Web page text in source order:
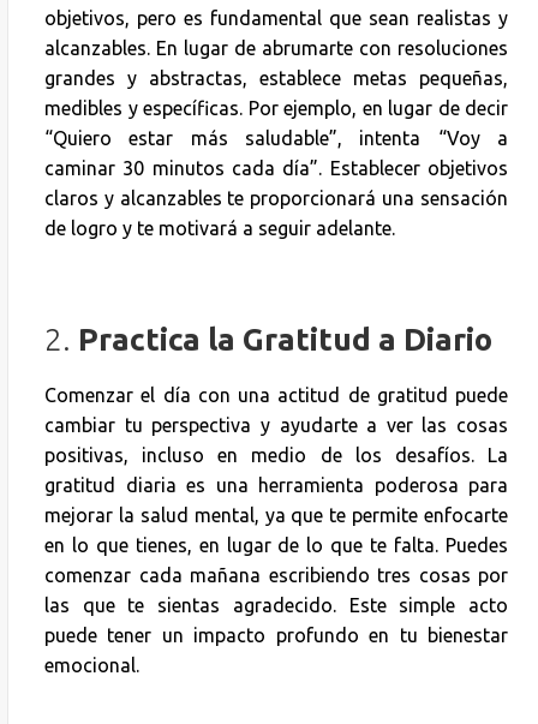
objetivos, pero es fundamental que sean realistas y
alcanzables. En lugar de abrumarte con resoluciones
grandes y abstractas, establece metas pequeñas,
medibles y específicas. Por ejemplo, en lugar de decir
“Quiero estar más saludable”, intenta “Voy a
caminar 30 minutos cada día”. Establecer objetivos
claros y alcanzables te proporcionará una sensación
de logro y te motivará a seguir adelante.
2. Practica la Gratitud a Diario
Comenzar el día con una actitud de gratitud puede
cambiar tu perspectiva y ayudarte a ver las cosas
positivas, incluso en medio de los desafíos. La
gratitud diaria es una herramienta poderosa para
mejorar la salud mental, ya que te permite enfocarte
en lo que tienes, en lugar de lo que te falta. Puedes
comenzar cada mañana escribiendo tres cosas por
las que te sientas agradecido. Este simple acto
puede tener un impacto profundo en tu bienestar
emocional.